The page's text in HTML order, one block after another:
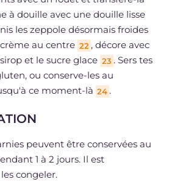
à douille avec une douille lisse
les zeppole désormais froides
au centre 22 , décore avec
et le sucre glace 23 . Sers tes
ou conserve-les au
ce moment-là 24 .
peuvent être conservées au
1 à 2 jours. Il est
congeler.